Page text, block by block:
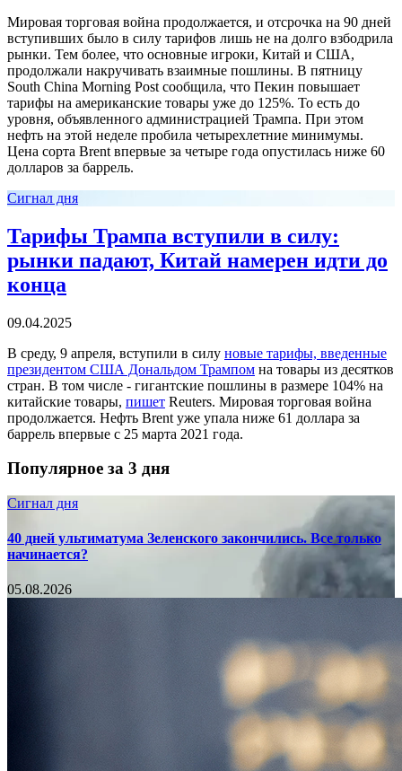
Мировая торговая война продолжается, и отсрочка на 90 дней
вступивших было в силу тарифов лишь не на долго взбодрила
рынки. Тем более, что основные игроки, Китай и США,
продолжали накручивать взаимные пошлины. В пятницу
South China Morning Post сообщила, что Пекин повышает
тарифы на американские товары уже до 125%. То есть до
уровня, объявленного администрацией Трампа. При этом
нефть на этой неделе пробила четырехлетние минимумы.
Цена сорта Brent впервые за четыре года опустилась ниже 60
долларов за баррель.
Сигнал дня
Тарифы Трампа вступили в силу:
рынки падают, Китай намерен идти до
конца
09.04.2025
В среду, 9 апреля, вступили в силу новые тарифы, введенные
президентом США Дональдом Трампом на товары из десятков
стран. В том числе - гигантские пошлины в размере 104% на
китайские товары, пишет Reuters. Мировая торговая война
продолжается. Нефть Brent уже упала ниже 61 доллара за
баррель впервые с 25 марта 2021 года.
Популярное за 3 дня
Сигнал дня
40 дней ультиматума Зеленского закончились. Все только
начинается?
05.08.2026